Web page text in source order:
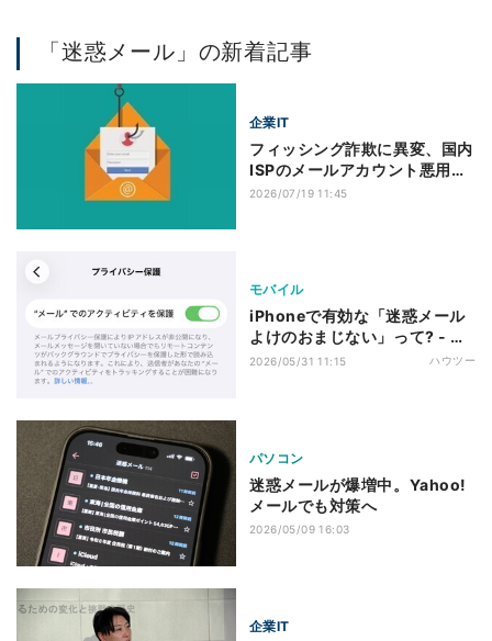
「迷惑メール」の新着記事
企業IT
フィッシング詐欺に異変、国内
ISPのメールアカウント悪用が
急増
2026/07/19 11:45
モバイル
iPhoneで有効な「迷惑メール
よけのおまじない」って? - い
まさら聞けないiPhoneのなぜ
2026/05/31 11:15 ハウツー
パソコン
迷惑メールが爆増中。Yahoo!
メールでも対策へ
2026/05/09 16:03
企業IT